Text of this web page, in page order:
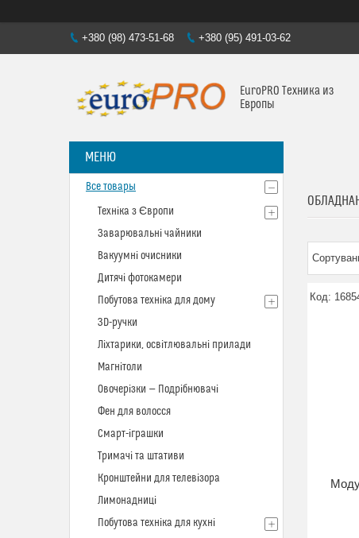
+380 (98) 473-51-68 +380 (95) 491-03-62
EuroPRO Техника из
Европы
Все товары
Техніка з Європи
Заварювальні чайники
Вакуумні очисники
Дитячі фотокамери
Побутова техніка для дому
3D-ручки
Ліхтарики, освітлювальні прилади
Магнітоли
Овочерізки — Подрібнювачі
Фен для волосся
Смарт-іграшки
Тримачі та штативи
Кронштейни для телевізора
Лимонадниці
Побутова техніка для кухні